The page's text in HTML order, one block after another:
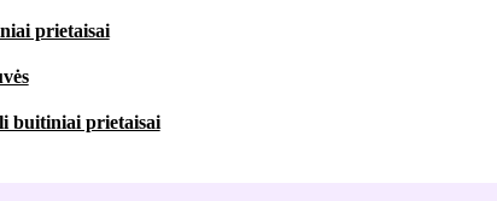
prietaisai
buitiniai prietaisai